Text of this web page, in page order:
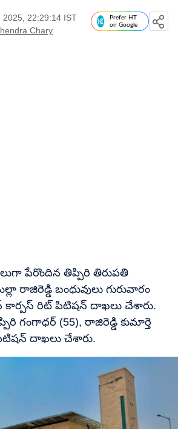
2025, 22:29:14 IST
Chary
Prefer HT
on Google
పేరొందిన తిప్పిరి తిరుపతి
బంధువులు గురువారం
రిట్ పిటిషన్ దాఖలు చేశారు.
గంగాధర్ (55), రాజిరెడ్డి కుమార్తె
దాఖలు చేశారు.